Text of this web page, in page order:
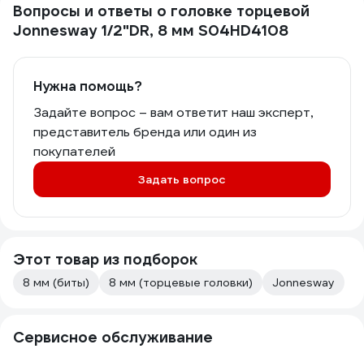
Вопросы и ответы о головке торцевой
Jonnesway 1/2"DR, 8 мм S04HD4108
Нужна помощь?
Задайте вопрос – вам ответит наш эксперт,
представитель бренда или один из
покупателей
Задать вопрос
Этот товар из подборок
8 мм (биты) 8 мм (торцевые головки) Jonnesway
Сервисное обслуживание